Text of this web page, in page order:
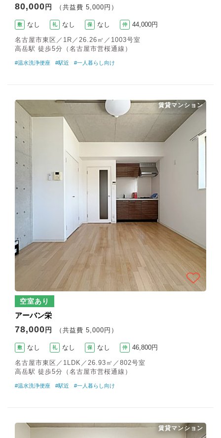
80,000 円 （共益費 5,000円）
敷 なし 礼 なし 保 なし 仲 44,000円
名古屋市東区／1R／26.26㎡／1003号室
高岳駅 徒歩5分（名古屋市営桜通線）
#温水洗浄便座 #駅近 #一人暮らし向け
空室あり
アーバン栄
78,000 円 （共益費 5,000円）
敷 なし 礼 なし 保 なし 仲 46,800円
名古屋市東区／1LDK／26.93㎡／802号室
高岳駅 徒歩5分（名古屋市営桜通線）
賃貸マンション
#温水洗浄便座 #駅近 #一人暮らし向け
賃貸マンション